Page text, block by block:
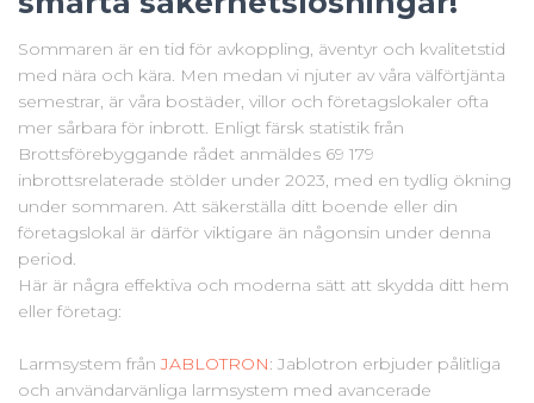
Sommaren är en tid för avkoppling, äventyr och kvalitetstid
med nära och kära. Men medan vi njuter av våra välförtjänta
semestrar, är våra bostäder, villor och företagslokaler ofta
mer sårbara för inbrott. Enligt färsk statistik från
Brottsförebyggande rådet anmäldes 69 179
inbrottsrelaterade stölder under 2023, med en tydlig ökning
under sommaren. Att säkerställa ditt boende eller din
företagslokal är därför viktigare än någonsin under denna
period.
Här är några effektiva och moderna sätt att skydda ditt hem
eller företag:
Larmsystem från JABLOTRON: Jablotron erbjuder pålitliga
och användarvänliga larmsystem med avancerade